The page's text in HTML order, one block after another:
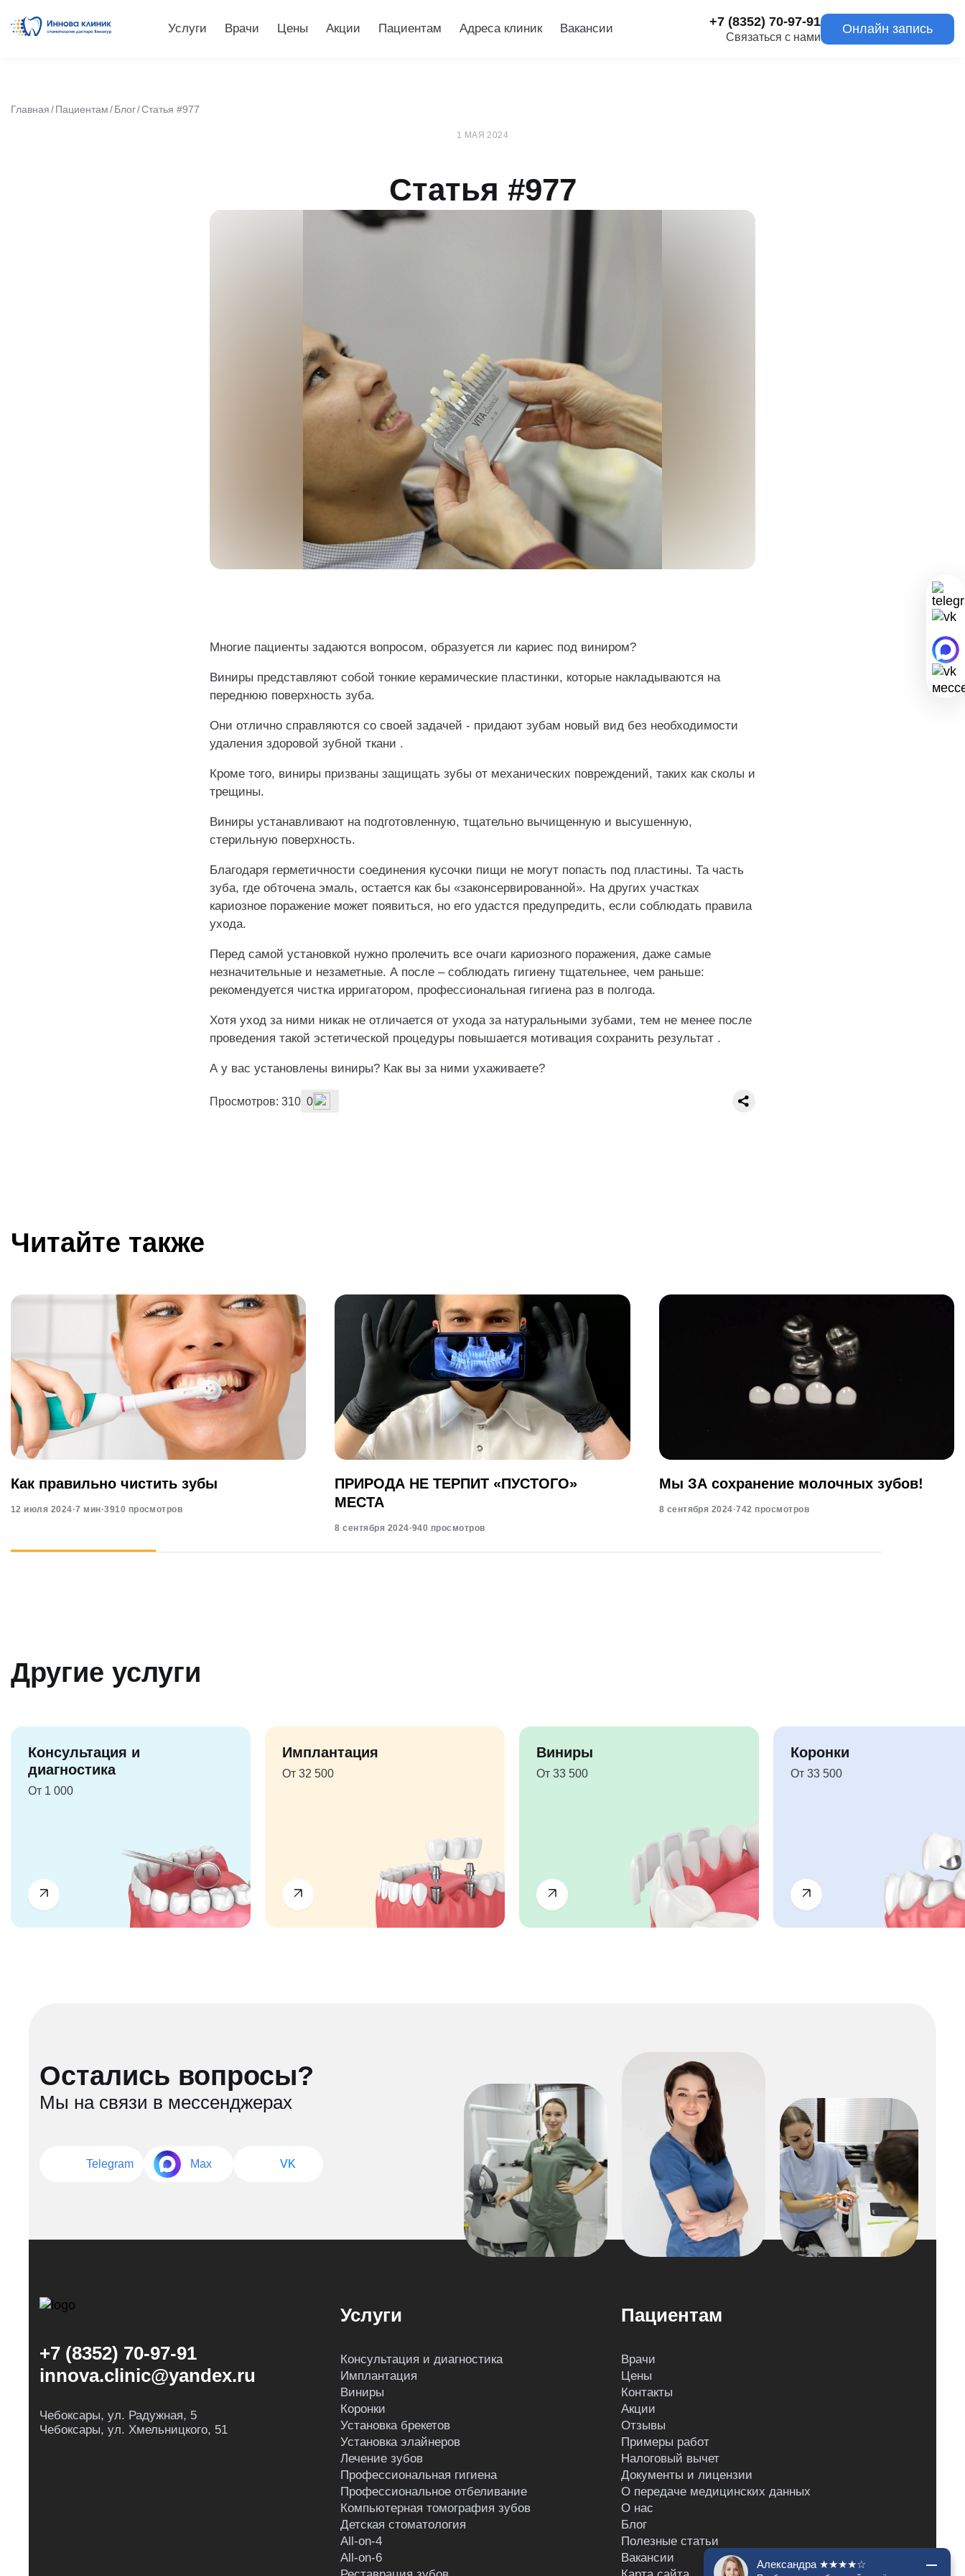
Услуги Врачи Цены Акции Пациентам Адреса клиник Вакансии +7 (8352) 70-97-91
Связаться с нами
Онлайн запись
Главная Пациентам Блог Статья #977
1 МАЯ 2024
Статья #977
Многие пациенты задаются вопросом, образуется ли кариес под виниром?
Виниры представляют собой тонкие керамические пластинки, которые накладываются на
переднюю поверхность зуба.
Они отлично справляются со своей задачей - придают зубам новый вид без необходимости
удаления здоровой зубной ткани .
Кроме того, виниры призваны защищать зубы от механических повреждений, таких как сколы и
трещины.
Виниры устанавливают на подготовленную, тщательно вычищенную и высушенную,
стерильную поверхность.
Благодаря герметичности соединения кусочки пищи не могут попасть под пластины. Та часть
зуба, где обточена эмаль, остается как бы «законсервированной». На других участках
кариозное поражение может появиться, но его удастся предупредить, если соблюдать правила
ухода.
Перед самой установкой нужно пролечить все очаги кариозного поражения, даже самые
незначительные и незаметные. А после – соблюдать гигиену тщательнее, чем раньше:
рекомендуется чистка ирригатором, профессиональная гигиена раз в полгода.
Хотя уход за ними никак не отличается от ухода за натуральными зубами, тем не менее после
проведения такой эстетической процедуры повышается мотивация сохранить результат .
А у вас установлены виниры? Как вы за ними ухаживаете?
Просмотров: 310 0
Читайте также
Как правильно чистить зубы
12 июля 2024·7 мин·3910 просмотров
ПРИРОДА НЕ ТЕРПИТ «ПУСТОГО»
МЕСТА
8 сентября 2024·940 просмотров
Мы ЗА сохранение молочных зубов!
8 сентября 2024·742 просмотров
Другие услуги
Консультация и
диагностика
От 1 000
Имплантация
От 32 500
Виниры
От 33 500
Коронки
От 33 500
Остались вопросы?
Мы на связи в мессенджерах
Telegram Max VK
+7 (8352) 70-97-91
innova.clinic@yandex.ru
Чебоксары, ул. Радужная, 5
Чебоксары, ул. Хмельницкого, 51
Услуги
Консультация и диагностика
Имплантация
Виниры
Коронки
Установка брекетов
Установка элайнеров
Лечение зубов
Профессиональная гигиена
Профессиональное отбеливание
Компьютерная томография зубов
Детская стоматология
All-on-4
All-on-6
Пациентам
Врачи
Цены
Контакты
Акции
Отзывы
Примеры работ
Налоговый вычет
Документы и лицензии
О передаче медицинских данных
О нас
Блог
Полезные статьи
Вакансии
Александра ★★★★☆